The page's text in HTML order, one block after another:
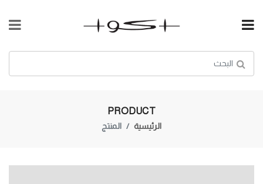
PRODUCT
الرئيسية المنتج